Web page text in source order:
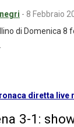
- 8 Febbraio
di Domenica 8
3-1: